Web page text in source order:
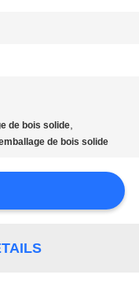
de bois solide,
de bois solide